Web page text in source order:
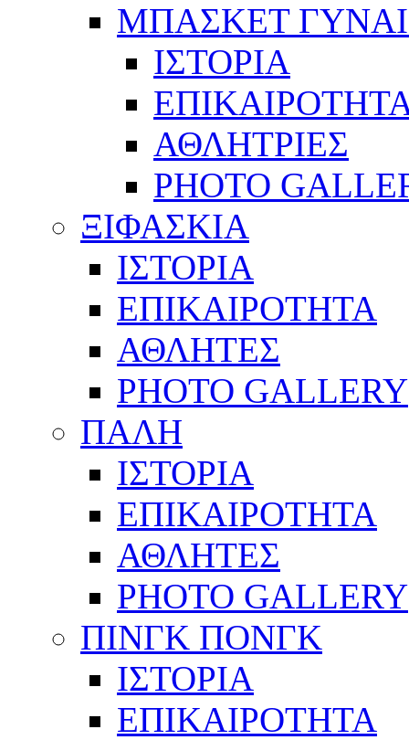
ΜΠΑΣΚΕΤ
ΙΣΤΟΡΙΑ
ΑΘΛΗΤΡΙΕΣ
PHOTO
ΞΙΦΑΣΚΙΑ
ΙΣΤΟΡΙΑ
ΕΠΙΚΑΙΡΟΤΗΤΑ
ΑΘΛΗΤΕΣ
PHOTO GALLERY
ΠΑΛΗ
ΙΣΤΟΡΙΑ
ΕΠΙΚΑΙΡΟΤΗΤΑ
ΑΘΛΗΤΕΣ
PHOTO GALLERY
ΠΙΝΓΚ ΠΟΝΓΚ
ΙΣΤΟΡΙΑ
ΕΠΙΚΑΙΡΟΤΗΤΑ